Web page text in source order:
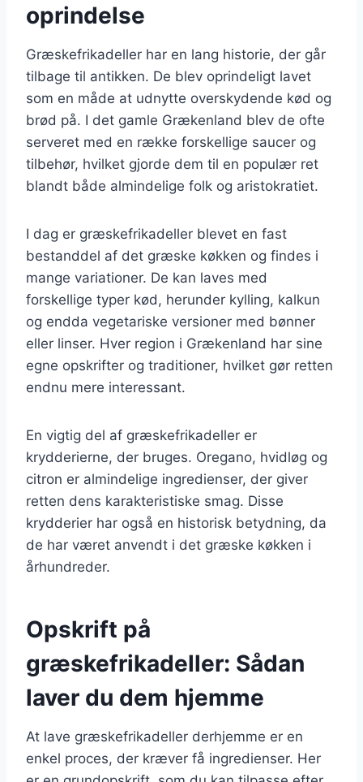
oprindelse
Græskefrikadeller har en lang historie, der går
tilbage til antikken. De blev oprindeligt lavet
som en måde at udnytte overskydende kød og
brød på. I det gamle Grækenland blev de ofte
serveret med en række forskellige saucer og
tilbehør, hvilket gjorde dem til en populær ret
blandt både almindelige folk og aristokratiet.
I dag er græskefrikadeller blevet en fast
bestanddel af det græske køkken og findes i
mange variationer. De kan laves med
forskellige typer kød, herunder kylling, kalkun
og endda vegetariske versioner med bønner
eller linser. Hver region i Grækenland har sine
egne opskrifter og traditioner, hvilket gør retten
endnu mere interessant.
En vigtig del af græskefrikadeller er
krydderierne, der bruges. Oregano, hvidløg og
citron er almindelige ingredienser, der giver
retten dens karakteristiske smag. Disse
krydderier har også en historisk betydning, da
de har været anvendt i det græske køkken i
århundreder.
Opskrift på
græskefrikadeller: Sådan
laver du dem hjemme
At lave græskefrikadeller derhjemme er en
enkel proces, der kræver få ingredienser. Her